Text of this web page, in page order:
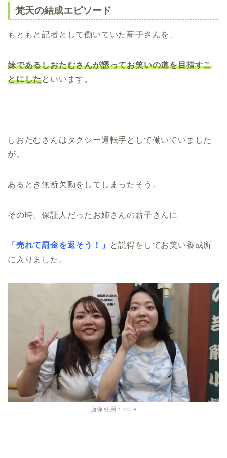
梵天の結成エピソード
もともと記者として働いていた薪子さんを、
妹であるしおたむさんが誘ってお笑いの道を目指すこ
とにしたといいます。
しおたむさんはタクシー運転手として働いていました
が、
あるとき無断欠勤をしてしまったそう。
その時、保証人だったお姉さんの薪子さんに
「売れて罰金を返そう！」
と説得をしてお笑い養成所
に入りました。
画像引用：note